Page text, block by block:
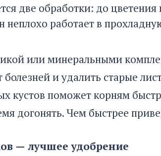
две обработки: до цветения
неплохо работает в
или минеральными
и удалить старые
кустов поможет корням
догонять. Чем быстрее
— лучшее удобрение